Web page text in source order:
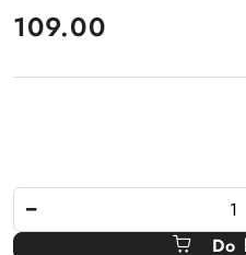
cena:
109.00
Do